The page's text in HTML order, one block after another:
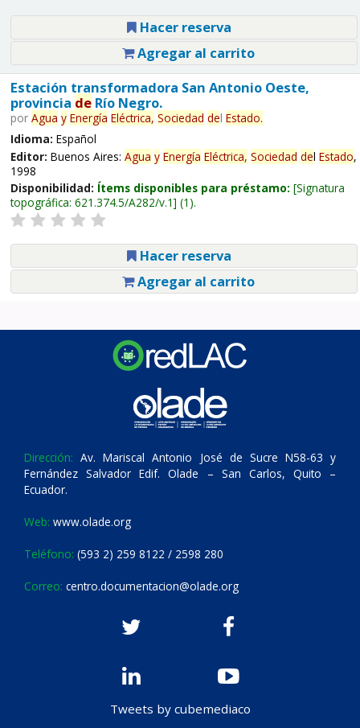
Hacer reserva
Agregar al carrito
Estación transformadora San Antonio Oeste,
provincia deRío Negro.
por Agua y Energía Eléctrica, Sociedad del Estado.
Idioma: Español
Editor: Buenos Aires: Agua y Energía Eléctrica, Sociedad del Estado,
1998
Disponibilidad: Ítems disponibles para préstamo: Signatura
topográfica: 621.374.5/A282/v.1 (1).
Hacer reserva
Agregar al carrito
Dirección: Av. Mariscal Antonio José de Sucre N58-63 y
Fernández Salvador Edif. Olade – San Carlos, Quito –
Ecuador.
Web: www.olade.org
Teléfono: (593 2) 259 8122 / 2598 280
Correo: centro.documentacion@olade.org
Tweets by cubemediaco